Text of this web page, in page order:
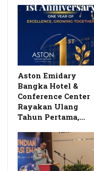
Aston Emidary
Bangka Hotel &
Conference Center
Rayakan Ulang
Tahun Pertama,…